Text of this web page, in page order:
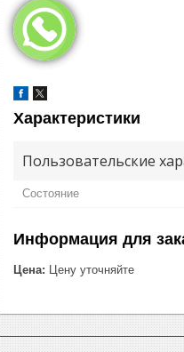
Характеристики
Пользовательские
Состояние
Информация для
Цена: Цену уточняйте